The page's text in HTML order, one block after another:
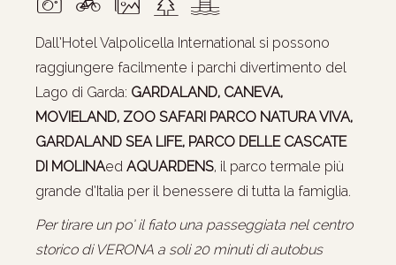
Dall’Hotel Valpolicella International si possono
raggiungere facilmente i parchi divertimento del
Lago di Garda: GARDALAND, CANEVA,
MOVIELAND, ZOO SAFARI PARCO NATURA VIVA,
GARDALAND SEA LIFE, PARCO DELLE CASCATE
DI MOLINAed AQUARDENS, il parco termale più
grande d’Italia per il benessere di tutta la famiglia.
Per tirare un po’ il fiato una passeggiata nel centro
storico di VERONA a soli 20 minuti di autobus